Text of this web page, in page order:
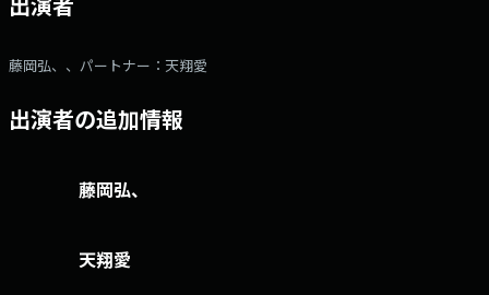
藤岡弘、、パートナー：天翔愛
出演者の追加情報
藤岡弘、
天翔愛